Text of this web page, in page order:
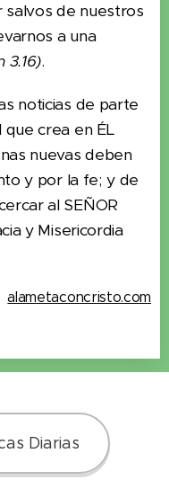
de nuestros
a una
3.16).
noticias de parte
crea en ÉL
nuevas deben
y por la fe; y de
al SEÑOR
y Misericordia
alametaconcristo.com
Diarias